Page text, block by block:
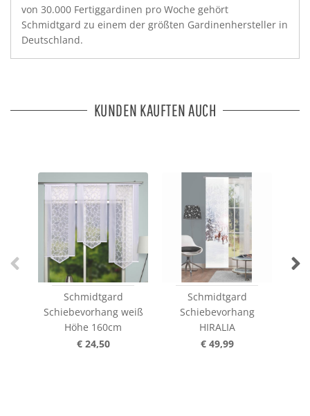
von 30.000 Fertiggardinen pro Woche gehört
Schmidtgard zu einem der größten Gardinenhersteller in
Deutschland.
KUNDEN KAUFTEN AUCH
Schmidtgard
Schiebevorhang weiß
Höhe 160cm
€ 24,50
Schmidtgard
Schiebevorhang
HIRALIA
€ 49,99